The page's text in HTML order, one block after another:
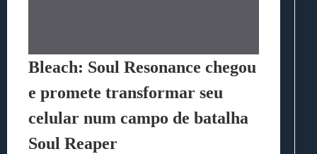
Bleach: Soul Resonance chegou
e promete transformar seu
celular num campo de batalha
Soul Reaper